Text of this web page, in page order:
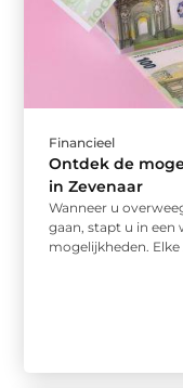
Financieel
Ontdek de
in Zevenaar
Wanneer u
gaan, stapt u in een
mogelijkheden. Elke